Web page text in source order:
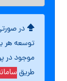
در
توسعه هر
موجود در
طریق